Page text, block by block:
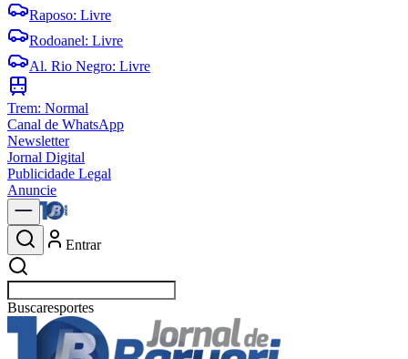
Raposo: Livre
Rodoanel: Livre
Al. Rio Negro: Livre
Trem: Normal
Canal de WhatsApp
Newsletter
Jornal Digital
Publicidade Legal
Anuncie
Entrar
Buscarpolíti